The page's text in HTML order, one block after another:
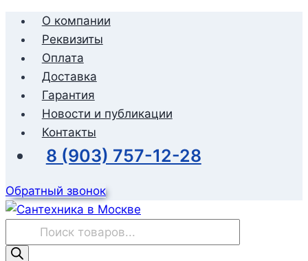
Перейти
содержимому
О компании
Реквизиты
Оплата
Доставка
Гарантия
Новости и публикации
Контакты
8 (903) 757-12-28
Обратный звонок
товаров